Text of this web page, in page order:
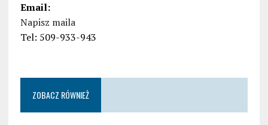
Email:
Napisz maila
Tel: 509-933-943
ZOBACZ RÓWNIEŻ